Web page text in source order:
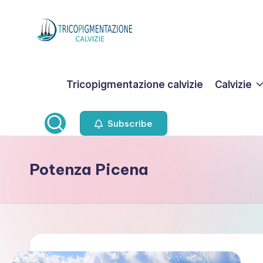
o
i
g
e
Tricopigmentazione calvizie Calvizie
Subscribe
Potenza Picena